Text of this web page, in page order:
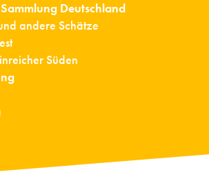
Deutschland
andere Schätze
Süden